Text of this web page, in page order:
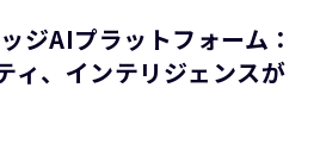
ジAIプラットフォーム：
ィ、インテリジェンスが